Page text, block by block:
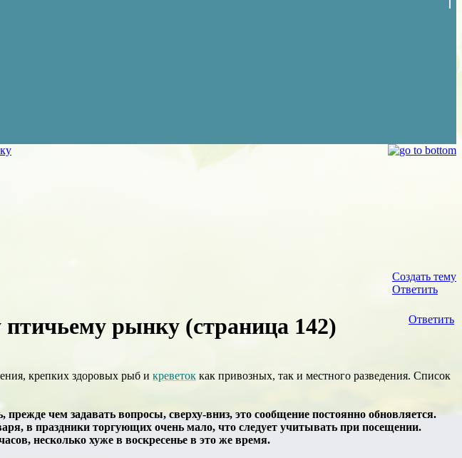
Создать тему
Ответить
Ответить
рынку (страница 142)
крепких здоровых рыб и креветок как привозных, так и местного разведения. Список
чем задавать вопросы, сверху-вниз, это сообщение постоянно обновляется.
в праздники торгующих очень мало, что следует учитывать при посещении.
несколько хуже в воскресенье в это же время.